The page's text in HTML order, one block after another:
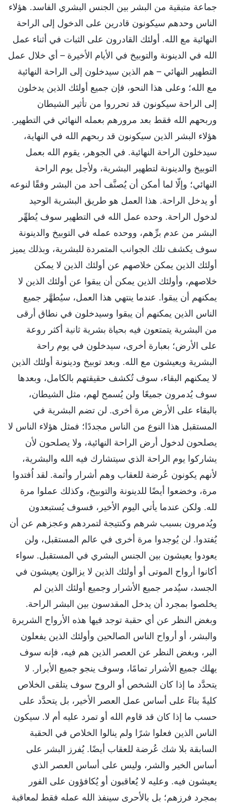
جماعة متبقية من البشر بين الجنس البشري الفاسد. هؤلاء
الناس وحدهم سيكونون قادرين على الدخول إلى الراحة
النهائية مع الله. أولئك القادرون على الثبات في أثناء عمل
الله في الدينونة والتوبيخ في الأيام الأخيرة – أي خلال عمل
التطهير النهائي – هم الذين سيدخلون إلى الراحة النهائية
مع الله؛ وعلى هذا النحو، فإن جميع أولئك الذين يدخلون
إلى الراحة سيكونون قد تحرروا من تأثير الشيطان
وربحهم الله فقط بعد مرورهم بعمله النهائي في التطهير.
هؤلاء البشر الذين سيكونون قد ربحهم الله في النهاية،
سيدخلون الراحة النهائية. في الجوهر، يقوم الله بعمل
التوبيخ والدينونة لتطهير البشرية، ولأجل يوم الراحة
النهائي؛ وإلّا لما أمكن أن يُصنَّف أحد من البشر وفقًا لنوعه
أو يدخل الراحة. هذا العمل هو طريق البشرية الوحيد
لدخول الراحة. وحده عمل الله في التطهير سوف يُطهِّر
البشر من عدم برِّهم، ووحده عمله في التوبيخ والدينونة
سوف يكشف تلك الجوانب المتمردة للبشرية، وبذلك يميز
أولئك الذين يمكن خلاصهم عن أولئك الذين لا يمكن
خلاصهم، وأولئك الذين يمكن أن يبقوا عن أولئك الذين لا
يمكنهم أن يبقوا. عندما ينتهي هذا العمل، سيُطهَّر جميع
الناس الذين يمكنهم أن يبقوا وسيدخلون في نطاق أرقى
من البشرية يتمتعون فيه بحياة بشرية ثانية أكثر روعة
على الأرض؛ بعبارة أخرى، سيدخلون في يوم راحة
البشرية ويعيشون مع الله. وبعد توبيخ ودينونة أولئك الذين
لا يمكنهم البقاء، سوف تُكشف حقيقتهم بالكامل، وبعدها
سوف يُدمرون جميعًا ولن يُسمح لهم، مثل الشيطان،
بالبقاء على الأرض مرة أخرى. لن تضم البشرية في
المستقبل هذا النوع من الناس مجددًا؛ فمثل هؤلاء الناس لا
يصلحون لدخول أرض الراحة النهائية، ولا يصلحون لأن
يشاركوا يوم الراحة الذي سيتشارك فيه الله والبشرية،
لأنهم يكونون عُرضة للعقاب وهم أشرار وأثمة. لقد اُفتدوا
مرة، وخضعوا أيضًا للدينونة والتوبيخ، وكذلك عملوا مرة
لله. ولكن عندما يأتي اليوم الأخير، فسوف يُستبعدون
ويُدمرون بسبب شرهم وكنتيجة لتمردهم وعجزهم عن أن
يُفتدوا. لن يُوجدوا مرة أخرى في عالم المستقبل، ولن
يعودوا يعيشون بين الجنس البشري في المستقبل. سواء
أكانوا أرواح الموتى أو أولئك الذين لا يزالون يعيشون في
الجسد، سيُدمر جميع الأشرار وجميع أولئك الذين لم
يخلصوا بمجرد أن يدخل المقدسون بين البشر الراحة.
وبغض النظر عن أي حقبة توجد فيها هذه الأرواح الشريرة
والبشر، أو أرواح الناس الصالحين وأولئك الذين يفعلون
البر، وبغض النظر عن العصر الذين هم فيه، فإنه سوف
يهلك جميع الأشرار تمامًا، وسوف ينجو جميع الأبرار. لا
يتحدَّد ما إذا كان الشخص أو الروح سوف يتلقى الخلاص
كليةً بناءً على أساس عمل العصر الأخير، بل يتحدَّد على
حسب ما إذا كان قد قاوم الله أو تمرد عليه أم لا. سيكون
الناس الذين فعلوا شرًا ولم ينالوا الخلاص في الحقبة
السابقة بلا شك عُرضة للعقاب أيضًا. يُفرز البشر على
أساس الخير والشر، وليس على أساس العصر الذي
يعيشون فيه. وعليه لا يُعاقبون أو يُكافؤون على الفور
بمجرد فرزهم؛ بل بالأحرى سينفذ الله عمله فقط لمعاقبة